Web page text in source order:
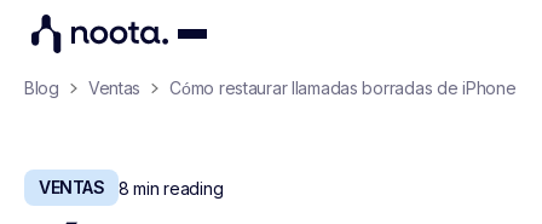
Blog Ventas Cómo restaurar llamadas borradas de iPhone
VENTAS 8 min reading